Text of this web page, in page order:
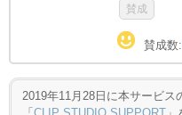
賛成数:
2019年11月28日に本サービス